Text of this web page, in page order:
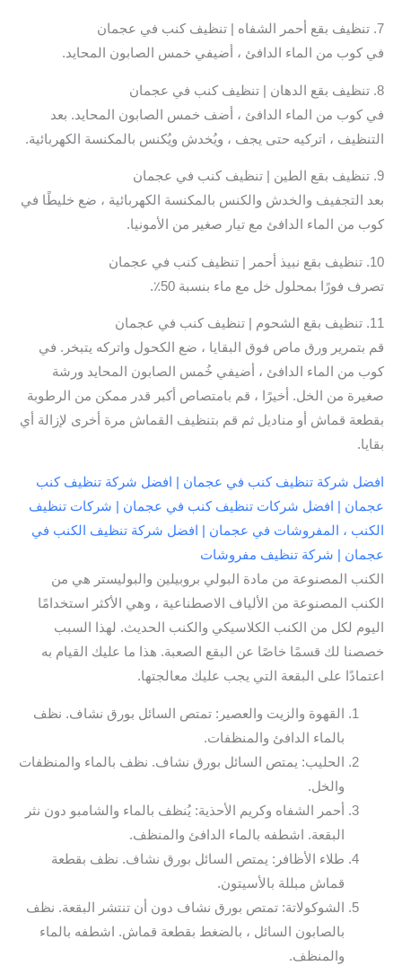
7. تنظيف بقع أحمر الشفاه | تنظيف كنب في عجمان
في كوب من الماء الدافئ ، أضيفي خمس الصابون المحايد.
8. تنظيف بقع الدهان | تنظيف كنب في عجمان
في كوب من الماء الدافئ ، أضف خمس الصابون المحايد. بعد
التنظيف ، اتركيه حتى يجف ، ويُخدش ويُكنس بالمكنسة الكهربائية.
9. تنظيف بقع الطين | تنظيف كنب في عجمان
بعد التجفيف والخدش والكنس بالمكنسة الكهربائية ، ضع خليطًا في
كوب من الماء الدافئ مع تيار صغير من الأمونيا.
10. تنظيف بقع نبيذ أحمر | تنظيف كنب في عجمان
تصرف فورًا بمحلول خل مع ماء بنسبة 50٪.
11. تنظيف بقع الشحوم | تنظيف كنب في عجمان
قم بتمرير ورق ماص فوق البقايا ، ضع الكحول واتركه يتبخر. في
كوب من الماء الدافئ ، أضيفي خُمس الصابون المحايد ورشة
صغيرة من الخل. أخيرًا ، قم بامتصاص أكبر قدر ممكن من الرطوبة
بقطعة قماش أو مناديل ثم قم بتنظيف القماش مرة أخرى لإزالة أي
بقايا.
افضل شركة تنظيف كنب في عجمان | افضل شركة تنظيف كنب
عجمان | افضل شركات تنظيف كنب في عجمان | شركات تنظيف
الكنب ، المفروشات في عجمان | افضل شركة تنظيف الكنب في
عجمان | شركة تنظيف مفروشات
الكنب المصنوعة من مادة البولي بروبيلين والبوليستر هي من
الكنب المصنوعة من الألياف الاصطناعية ، وهي الأكثر استخدامًا
اليوم لكل من الكنب الكلاسيكي والكنب الحديث. لهذا السبب
خصصنا لك قسمًا خاصًا عن البقع الصعبة. هذا ما عليك القيام به
اعتمادًا على البقعة التي يجب عليك معالجتها.
القهوة والزيت والعصير: تمتص السائل بورق نشاف. نظف
بالماء الدافئ والمنظفات.
الحليب: يمتص السائل بورق نشاف. نظف بالماء والمنظفات
والخل.
أحمر الشفاه وكريم الأحذية: يُنظف بالماء والشامبو دون نثر
البقعة. اشطفه بالماء الدافئ والمنظف.
طلاء الأظافر: يمتص السائل بورق نشاف. نظف بقطعة
قماش مبللة بالأسيتون.
الشوكولاتة: تمتص بورق نشاف دون أن تنتشر البقعة. نظف
بالصابون السائل ، بالضغط بقطعة قماش. اشطفه بالماء
والمنظف.